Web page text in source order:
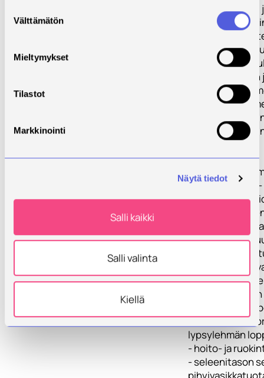
valinta
Välttämätön
Mieltymykset
Tilastot
Markkinointi
Näytä tiedot
Salli kaikki
Salli valinta
Kiellä
-
- hyvien
- Vaavi
kansainväliset
-
-sosiaalisessa
tilaisuudet
- kuluttajille
- yhteistyö
Selvitykset
- BRSV – ja
-
-
- vasikka- ja
ternimaidon
- pakastusajan
- erot vasta-
- vasta-
-
- ternimaidon
lypsylehmän
- hoito- ja
- seleenitason